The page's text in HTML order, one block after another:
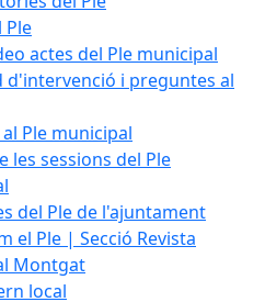
Ple
actes del Ple municipal
d'intervenció i preguntes al
Ple municipal
les sessions del Ple
del Ple de l'ajuntament
el Ple | Secció Revista
Montgat
local